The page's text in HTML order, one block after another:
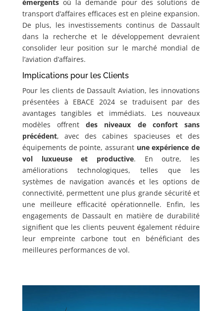
émergentsoù la demande pour des solutions de
transport d’affaires efficaces est en pleine expansion.
De plus, les investissements continus de Dassault
dans la recherche et le développement devraient
consolider leur position sur le marché mondial de
l’aviation d’affaires.
Implications pour les Clients
Pour les clients de Dassault Aviation, les innovations
présentées à EBACE 2024 se traduisent par des
avantages tangibles et immédiats. Les nouveaux
modèles offrentdes niveaux de confort sans
précédent, avec des cabines spacieuses et des
équipements de pointe, assurant une expérience de
vol luxueuse
et productive. En outre, les
améliorations technologiques, telles que les
systèmes de navigation avancés et les options de
connectivité, permettent une plus grande sécurité et
une meilleure efficacité opérationnelle. Enfin, les
engagements de Dassault en matière de durabilité
signifient que les clients peuvent également réduire
leur empreinte carbone tout en bénéficiant des
meilleures performances de vol.